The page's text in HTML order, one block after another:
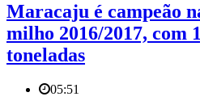
Maracaju é campeão
milho 2016/2017, com
toneladas
05:51